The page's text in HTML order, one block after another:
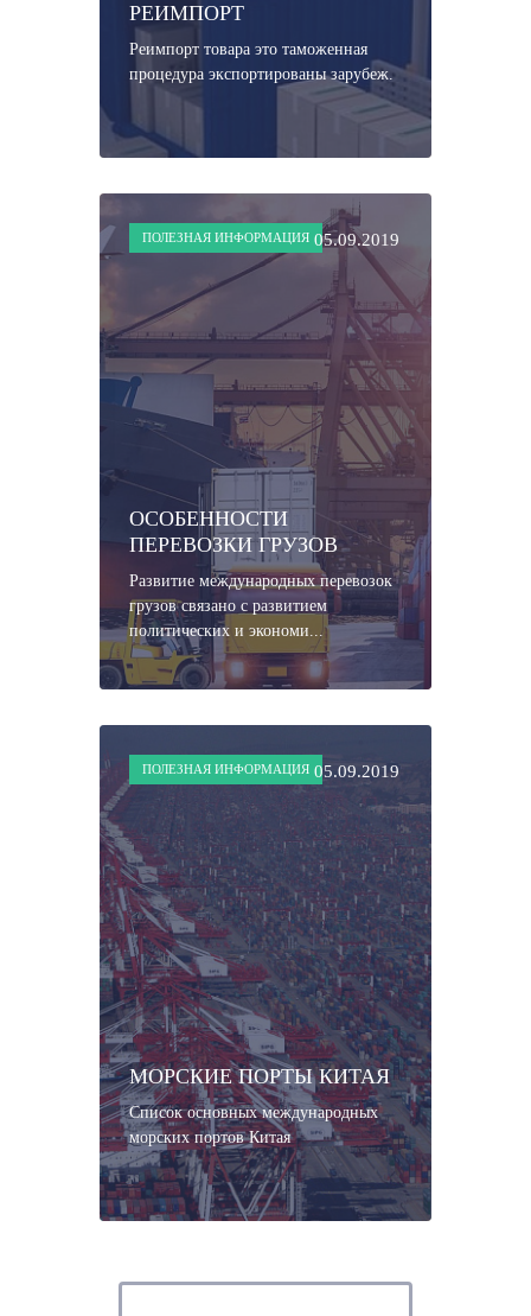
РЕИМПОРТ
Реимпорт товара это таможенная
процедура экспортированы зарубеж.
ПОЛЕЗНАЯ ИНФОРМАЦИЯ 05.09.2019
ОСОБЕННОСТИ
ПЕРЕВОЗКИ ГРУЗОВ
Развитие международных перевозок
грузов связано с развитием
политических и экономи...
ПОЛЕЗНАЯ ИНФОРМАЦИЯ 05.09.2019
МОРСКИЕ ПОРТЫ КИТАЯ
Список основных международных
морских портов Китая